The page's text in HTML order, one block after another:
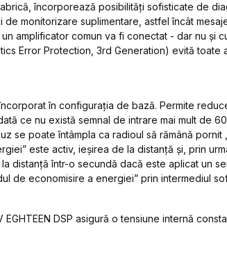
încorporează posibilități sofisticate de
monitorizare suplimentare, astfel încât
amplificator comun va fi conectat - dar nu și cu
Error Protection, 3rd Generation) evită
în configurația de bază. Permite
ce nu există semnal de intrare mai mult de
se poate întâmpla ca radioul să rămână
este activ, ieșirea de la distanță și, prin
la distanță într-o secundă dacă este aplicat un
de economisire a energiei” prin intermediul
EGHTEEN DSP asigură o tensiune internă